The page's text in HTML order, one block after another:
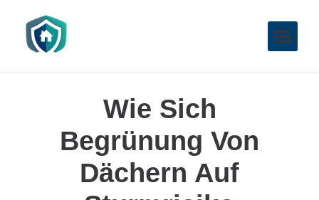
Wie Sich
Begrünung Von
Dächern Auf